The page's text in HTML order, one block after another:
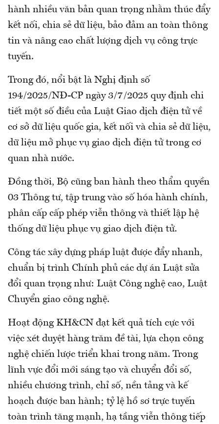
hành nhiều văn bản quan trọng nhằm thúc đẩy
kết nối, chia sẻ dữ liệu, bảo đảm an toàn thông
tin và nâng cao chất lượng dịch vụ công trực
tuyến.
Trong đó, nổi bật là Nghị định số
194/2025/NĐ-CP ngày 3/7/2025 quy định chi
tiết một số điều của Luật Giao dịch điện tử về
cơ sở dữ liệu quốc gia, kết nối và chia sẻ dữ liệu,
dữ liệu mở phục vụ giao dịch điện tử trong cơ
quan nhà nước.
Đồng thời, Bộ cũng ban hành theo thẩm quyền
03 Thông tư, tập trung vào số hóa hành chính,
phân cấp cấp phép viễn thông và thiết lập hệ
thống dữ liệu phục vụ giao dịch điện tử.
Công tác xây dựng pháp luật được đẩy nhanh,
chuẩn bị trình Chính phủ các dự án Luật sửa
đổi quan trọng như: Luật Công nghệ cao, Luật
Chuyển giao công nghệ.
Hoạt động KH&CN đạt kết quả tích cực với
việc xét duyệt hàng trăm đề tài, lựa chọn công
nghệ chiến lược triển khai trong năm. Trong
lĩnh vực đổi mới sáng tạo và chuyển đổi số,
nhiều chương trình, chỉ số, nền tảng và kế
hoạch được ban hành; tỷ lệ hồ sơ trực tuyến
toàn trình tăng mạnh, hạ tầng viễn thông tiếp